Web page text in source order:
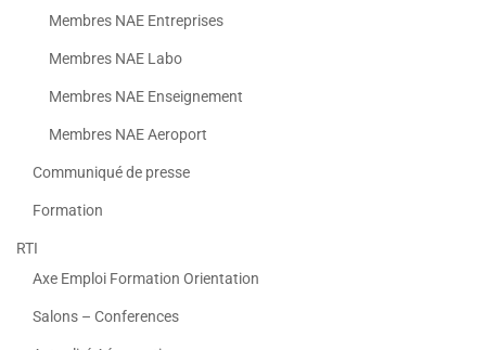
Membres NAE Entreprises
Membres NAE Labo
Membres NAE Enseignement
Membres NAE Aeroport
Communiqué de presse
Formation
RTI
Axe Emploi Formation Orientation
Salons – Conferences